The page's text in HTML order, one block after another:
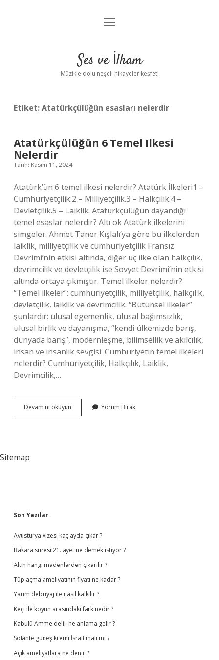
Anasayfa
Yasal Uyarı
menüyü
Ses ve İlham
Müzikle dolu neşeli hikayeler keşfet!
Etiket:Atatürkçülüğün esasları nelerdir
Atatürkçülüğün 6 Temel Ilkesi
Nelerdir
Tarih: Kasım 11, 2024
Atatürk’ün 6 temel ilkesi nelerdir? Atatürk İlkeleri1 –
Cumhuriyetçilik.2 – Milliyetçilik.3 – Halkçılık.4 –
Devletçilik.5 – Laiklik. Atatürkçülüğün dayandığı
temel esaslar nelerdir? Altı ok Atatürk ilkelerini
simgeler. Ahmet Taner Kışlalı’ya göre bu ilkelerden
laiklik, milliyetçilik ve cumhuriyetçilik Fransız
Devrimi’nin etkisi altında, diğer üç ilke olan halkçılık,
devrimcilik ve devletçilik ise Sovyet Devrimi’nin etkisi
altında ortaya çıkmıştır. Temel ilkeler nelerdir?
“Temel ilkeler”: cumhuriyetçilik, milliyetçilik, halkçılık,
devletçilik, laiklik ve devrimcilik. “Bütünsel ilkeler”
şunlardır: ulusal egemenlik, ulusal bağımsızlık,
ulusal birlik ve dayanışma, “kendi ülkemizde barış,
dünyada barış”, modernleşme, bilimsellik ve akılcılık,
insan ve insanlık sevgisi. Cumhuriyetin temel ilkeleri
nelerdir? Cumhuriyetçilik, Halkçılık, Laiklik,
Devrimcilik,…
Devamını okuyun Atatürkçülüğün
6
Yorum Bırak
Sitemap
Sidebar
Son Yazılar
Avusturya vizesi kaç ayda çıkar ?
Bakara suresi 21. ayet ne demek istiyor ?
Altın hangi madenlerden çıkarılır ?
Tüp açma ameliyatının fiyatı ne kadar ?
Yarım debriyaj ile nasıl kalkılır ?
Keçi ile koyun arasındaki fark nedir ?
Kabulü Amme delili ne anlama gelir ?
Solante güneş kremi İsrail malı mı ?
Açık ameliyatlara ne denir ?